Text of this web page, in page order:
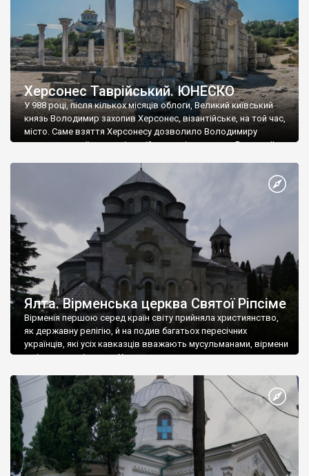
Херсонес Таврійський. ЮНЕСКО
У 988 році, після кількох місяців облоги, Великий київський
князь Володимир захопив Херсонес, візантійське, на той час,
місто. Саме взяття Херсонесу дозволило Володимиру
диктувати свої умови візантійському імператору Василю ІІ, та
Херсонесі Володимир-язичник, став Василем-християнином.
А потім було Хрещення Русі. На честь Херсонесу Таврійського
Ялта. Вірменська церква Святої Ріпсіме
Вірменія першою серед країн світу прийняла християнство,
як державну релігію, й на подив багатьох пересічних
українців, які усіх кавказців вважають мусульманами, вірмени
є відданими вірянами Христа